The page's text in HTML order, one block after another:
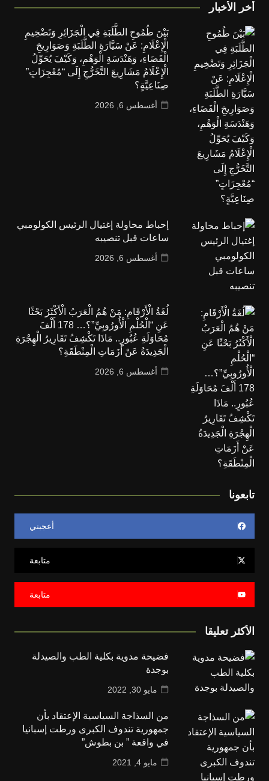
أخر الأخبار
بَيْنَ طُمُوحِ الطَّلَبَةِ فِي الْجَزَائِرِ وَتَضْخِيمِ
الْإِعْلَامِ: عَنْ سَيَّارَةِ الطَّلَبَةِ وَصَوَارِيخِ
الْفَضَاءِ، وَهَنْدَسَةِ الْوَهْمِ، وَكَيْفَ يُحَوِّلُ
الْإِعْلَامُ مَشَارِيعَ التَّخَرُّجِ إِلَى “مُعْجِزَاتٍ”
صِنَاعِيَّةٍ؟
أغسطس 6, 2026
إحباط محاولة إغتيال الرئيس الكولومبي
ساعات قبل تنصيبه
أغسطس 6, 2026
لُغَةُ الْأَرْقَامِ: مَنْ هُمُ الْعَرَبُ الْأَكْثَرُ بَحْثًا
عَنِ “الْحُلْمِ الْأُورُوبِيِّ”؟… 178 أَلْفَ
مُحَاوَلَةِ عُبُورٍ.. مَاذَا تَكْشِفُ تَقَارِيرُ الْهِجْرَةِ
الْجَدِيدَةُ عَنْ أَزَمَاتِ الْمِنْطَقَةِ؟
أغسطس 6, 2026
تابعونا
أعجبني
متابعة
متابعة
الأكثر تعليقا
فضيحة مدوية بكلية الطب والصيدلة
بوجدة
مايو 30, 2022
من السذاجة السياسية الإعتقاد بأن
جمهورية تندوف الكبرى ورطت إسبانيا
في واقعة ” بن بطوش”
مايو 4, 2021